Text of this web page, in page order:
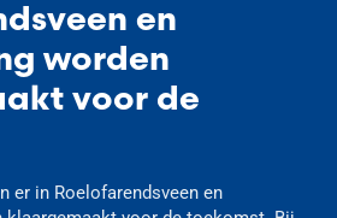
en
worden
voor de
er in Roelofarendsveen en